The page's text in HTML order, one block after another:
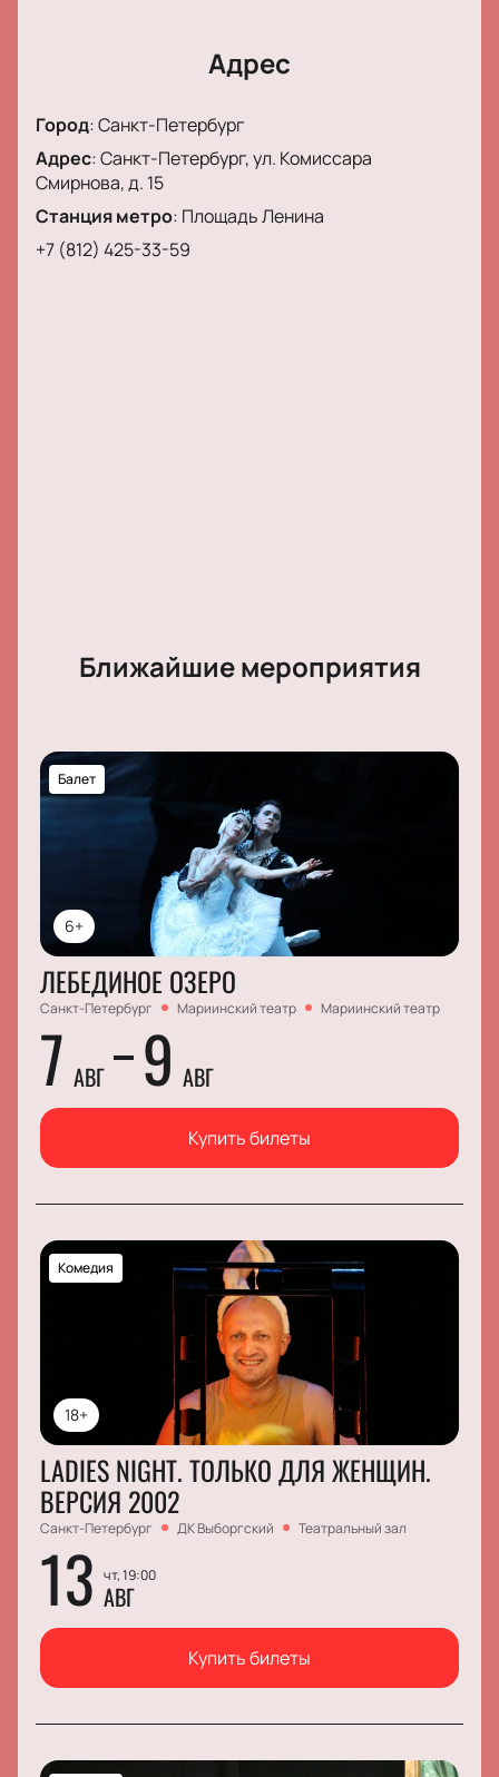
Адрес
Город:Санкт-Петербург
Адрес:Санкт-Петербург, ул. Комиссара
Смирнова, д. 15
Станция метро: Площадь Ленина
+7 (812) 425-33-59
Ближайшие мероприятия
6+
Балет
ЛЕБЕДИНОЕ ОЗЕРО
Санкт-Петербург Мариинский театр Мариинский театр
7 АВГ 9 АВГ
Купить билеты
18+
Комедия
LADIES NIGHT. ТОЛЬКО ДЛЯ ЖЕНЩИН.
ВЕРСИЯ 2002
Санкт-Петербург ДК Выборгский Театральный зал
13 чт, 19:00
АВГ
Купить билеты